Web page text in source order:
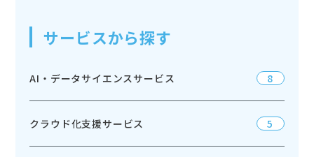
サービスから探す
AI・データサイエンスサービス 8
クラウド化支援サービス 5